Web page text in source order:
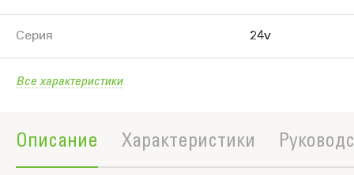
Серия 24v
Все характеристики
Описание Характеристики